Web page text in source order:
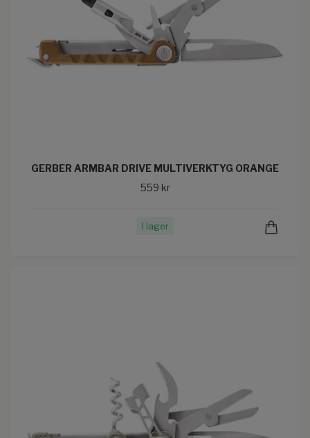
GERBER ARMBAR DRIVE MULTIVERKTYG ORANGE
559 kr
I lager